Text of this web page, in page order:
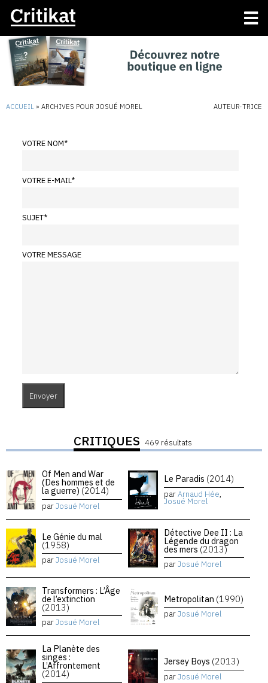
ACCUEIL » ARCHIVES POUR JOSUÉ MOREL AUTEUR·TRICE
VOTRE NOM*
VOTRE E-MAIL*
SUJET*
VOTRE MESSAGE
CRITIQUES 469 résultats
Of Men and War
(Des hommes et de
la guerre) (2014)
parJosué Morel
Le Paradis (2014)
parArnaud Hée,
Josué Morel
Le Génie du mal
(1958)
parJosué Morel
Détective Dee II : La
Légende du dragon
des mers (2013)
parJosué Morel
Transformers : L’Âge
de l’extinction
(2013)
parJosué Morel
Metropolitan (1990)
parJosué Morel
La Planète des
singes :
L’Affrontement
(2014)
Jersey Boys (2013)
parJosué Morel